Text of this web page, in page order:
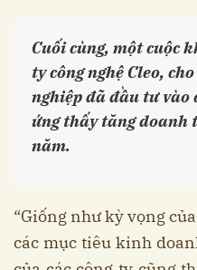
Cuối cùng, một cuộc
ty công nghệ Cleo,
nghiệp đã đầu tư vào
ứng thấy tăng doanh
năm.
“Giống như kỳ vọng
các mục tiêu kinh